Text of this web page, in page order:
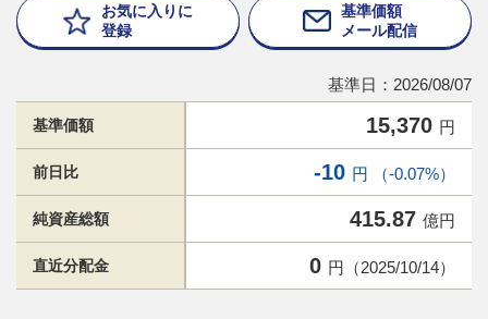
お気に入りに
登録
基準価額
メール配信
基準日：2026/08/07
基準価額 15,370 円
前日比 -10 円 （-0.07%）
純資産総額 415.87 億円
直近分配金 0 円（2025/10/14）